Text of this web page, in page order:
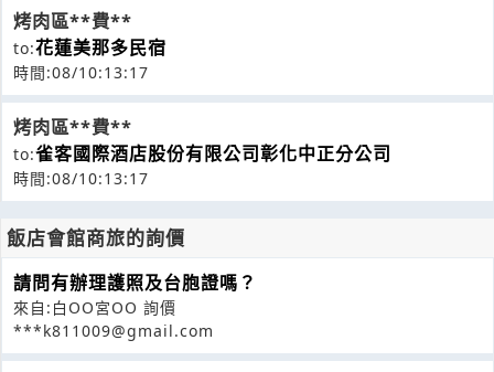
烤肉區**費**
to:花蓮美那多民宿
時間:08/10:13:17
烤肉區**費**
to:雀客國際酒店股份有限公司彰化中正分公司
時間:08/10:13:17
飯店會館商旅的詢價
請問有辦理護照及台胞證嗎？
來自:白OO宮OO 詢價
***k811009@gmail.com